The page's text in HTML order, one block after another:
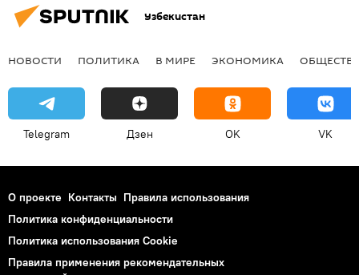
Узбекистан
НОВОСТИ ПОЛИТИКА В МИРЕ ЭКОНОМИКА
Telegram Дзен OK VK
О проекте Контакты Правила использования
Политика конфиденциальности
Политика использования Cookie
Правила применения рекомендательных